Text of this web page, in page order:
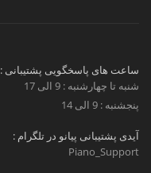
ساعت های پاسخگویی پشتیبانی :
شنبه تا چهارشنبه : 9 الی 17
پنجشنبه : 9 الی 14
آیدی پشتیبانی پیانو در تلگرام :
Piano_Support